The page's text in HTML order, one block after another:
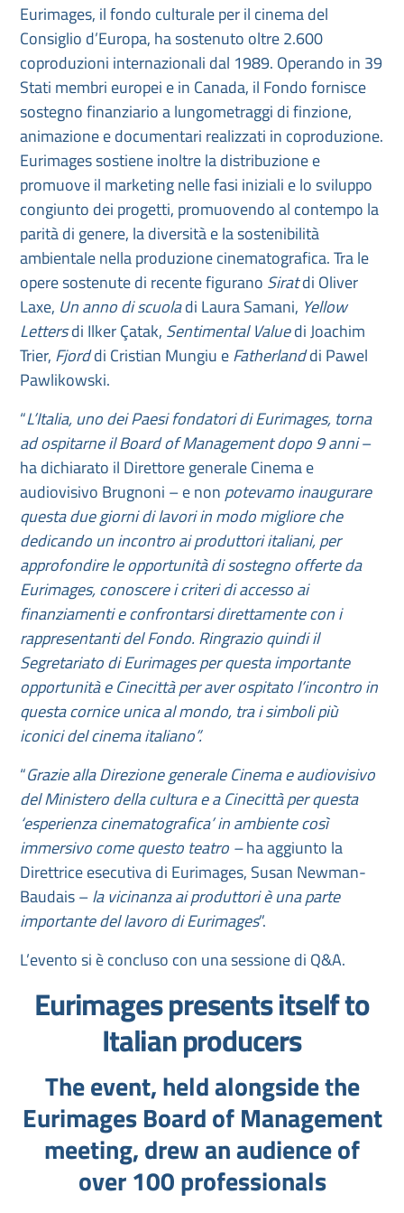
Eurimages, il fondo culturale per il cinema del
Consiglio d’Europa, ha sostenuto oltre 2.600
coproduzioni internazionali dal 1989. Operando in 39
Stati membri europei e in Canada, il Fondo fornisce
sostegno finanziario a lungometraggi di finzione,
animazione e documentari realizzati in coproduzione.
Eurimages sostiene inoltre la distribuzione e
promuove il marketing nelle fasi iniziali e lo sviluppo
congiunto dei progetti, promuovendo al contempo la
parità di genere, la diversità e la sostenibilità
ambientale nella produzione cinematografica. Tra le
opere sostenute di recente figurano Siratdi Oliver
Laxe, Un anno di scuoladi Laura Samani, Yellow
Lettersdi Ilker Çatak, Sentimental Valuedi Joachim
Trier, Fjorddi Cristian Mungiu eFatherlanddi Pawel
Pawlikowski.
“L’Italia, uno dei Paesi fondatori di Eurimages, torna
ad ospitarne il Board of Management dopo 9 anni–
ha dichiarato il Direttore generale Cinema e
audiovisivo Brugnoni – e non potevamo inaugurare
questa due giorni di lavori in modo migliore che
dedicando un incontro ai produttori italiani, per
approfondire le opportunità di sostegno offerte da
Eurimages, conoscere i criteri di accesso ai
finanziamenti e confrontarsi direttamente con i
rappresentanti del Fondo. Ringrazio quindi il
Segretariato di Eurimages per questa importante
opportunità e Cinecittà per aver ospitato l’incontroin
questa cornice unica al mondo, tra i simboli più
iconici del cinema italiano”.
“Grazie allaDirezione generale Cinema e audiovisivo
del Ministero della cultura e a Cinecittà per questa
‘esperienza cinematografica’ in ambiente così
immersivo come questo teatro –ha aggiunto la
Direttrice esecutiva di Eurimages, Susan Newman-
Baudais –la vicinanza ai produttori è una parte
importante del lavoro di Eurimages”.
L’evento si è concluso con una sessione di Q&A.
Eurimages presents itself to
Italian producers
The event, held alongside the
Eurimages Board of Management
meeting, drew an audience of
over 100 professionals